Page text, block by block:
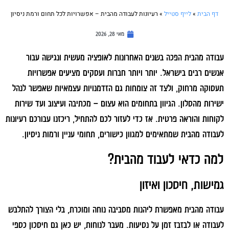
דף הבית »לייף סטייל » רעיונות לעבודה מהבית – אפשרויות לכל תחום ורמת ניסיון
מאי 28, 2026
עבודה מהבית הפכה בשנים האחרונות לאופציה מעשית ונגישה עבור
אנשים רבים בישראל. יותר ויותר חברות ועסקים מציעים אפשרויות
תעסוקה מרחוק, ולצד זה צומחות גם הזדמנויות עצמאיות שאפשר לנהל
ישירות מהסלון. הגיוון בתחומים הוא עצום – מכתיבה ועיצוב ועד שירות
לקוחות והוראה פרטית. אז כדי לעזור לכם להתחיל, ריכזנו עבורכם רעיונות
לעבודה מהבית שמתאימים למגוון כישורים, תחומי עניין ורמות ניסיון.
למה כדאי לעבוד מהבית?
גמישות, חיסכון ואיזון
עבודה מהבית מאפשרת ליהנות מסביבה נוחה ומוכרת, בלי הצורך להתלבש
לעבודה או לבזבז זמן על נסיעות. מעבר לנוחות, יש כאן גם חיסכון כספי